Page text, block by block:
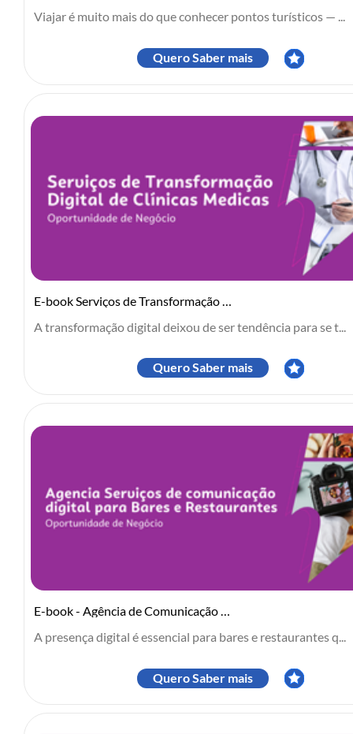
Viajar é muito mais do que conhecer pontos turísticos — ...
Quero Saber mais
A transformação digital deixou de ser tendência para se t...
Quero Saber mais
E-book - Agência de Comunicação Digital para Bares e Restaurantes
A presença digital é essencial para bares e restaurantes q...
Quero Saber mais